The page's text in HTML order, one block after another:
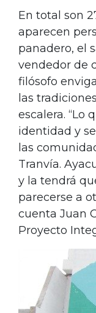
En total son
aparecen
panadero, el
vendedor de
filósofo
las
escalera. “Lo
identidad y
las
Tranvía.
y la tendrá
parecerse a
cuenta Juan
Proyecto